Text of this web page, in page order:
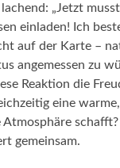
„Jetzt
einladen! Ich
auf der Karte –
angemessen zu
Reaktion die
eine warme,
Atmosphäre
gemeinsam.